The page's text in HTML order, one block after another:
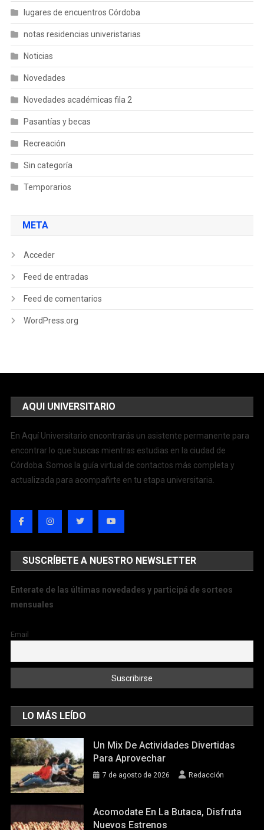
lugares de encuentros Córdoba
notas residencias univeristarias
Noticias
Novedades
Novedades académicas fila 2
Pasantías y becas
Recreación
Sin categoría
Temporarios
META
Acceder
Feed de entradas
Feed de comentarios
WordPress.org
AQUI UNIVERSITARIO
En Aquí Universitario encontrarás un asistente permanente para
encontrar lo que buscas mientras estudias en la ciudad de
Córdoba. Somos la guía virtual de contactos más completa y
actualizada para acompañrte en tu etapa universitaria.
SUSCRÍBETE A NUESTRO NEWSLETTER
Enterate de las últimas novedades y participá de sorteos
mensuales
Email
LO MÁS LEÍDO
Un Mix De Actividades Divertidas
Para Aprovechar
7 de agosto de 2026 Redacción
Acomodate En La Butaca, Disfruta
Nuevos Estrenos